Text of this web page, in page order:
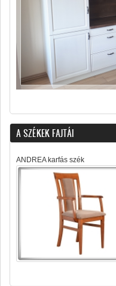
A SZÉKEK FAJTÁI
ANDREA karfás szék